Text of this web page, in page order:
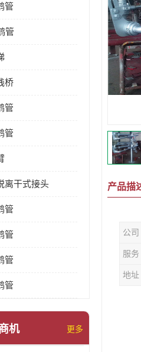
管
管
桥
管
管
离干式接头
管
管
管
管
机 更多
产品描
公司
服务
地址